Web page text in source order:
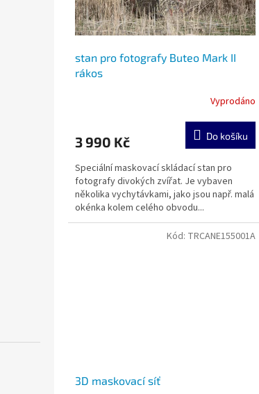
e
m
o
b
o
d
ě
stan pro fotografy Buteo Mark II
rákos
Vyprodáno
3 990 Kč Do košíku
Speciální maskovací skládací stan pro
fotografy divokých zvířat. Je vybaven
několika vychytávkami, jako jsou např. malá
okénka kolem celého obvodu...
3D maskovací síť
Kód: TRCANE155001A